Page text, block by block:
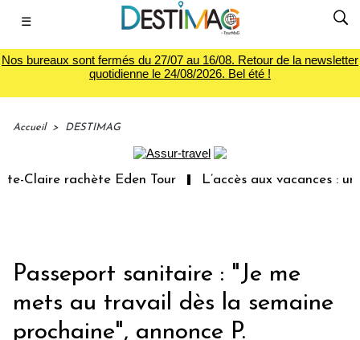
☰
Nos bureaux sont fermés du 27/07 au 16/08. Retour de la newsletter
quotidienne le 24/08/2026. Bel été !
Accueil > DESTIMAG
rachète Eden Tour L’accès aux vacances : un
Passeport sanitaire : "Je me
mets au travail dès la semaine
prochaine", annonce P.